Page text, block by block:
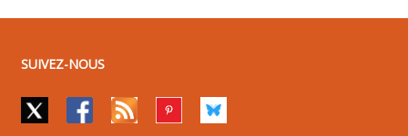
SUIVEZ-NOUS